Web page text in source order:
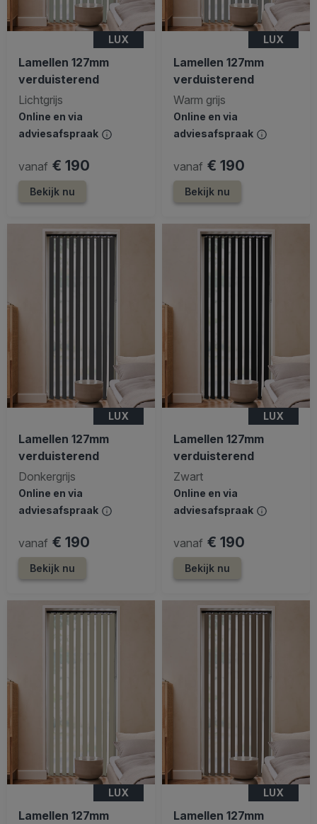
LUX
Lamellen 127mm
verduisterend
Lichtgrijs
Online en via
adviesafspraak
vanaf € 190
Bekijk nu
LUX
Lamellen 127mm
verduisterend
Warm grijs
Online en via
adviesafspraak
vanaf € 190
Bekijk nu
LUX
Lamellen 127mm
verduisterend
Donkergrijs
Online en via
adviesafspraak
vanaf € 190
Bekijk nu
LUX
Lamellen 127mm
verduisterend
Zwart
Online en via
adviesafspraak
vanaf € 190
Bekijk nu
LUX
Lamellen 127mm
LUX
Lamellen 127mm